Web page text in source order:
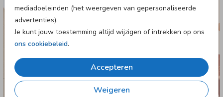
mediadoeleinden (het weergeven van gepersonaliseerde
advertenties).
Je kunt jouw toestemming altijd wijzigen of intrekken op ons
ons cookiebeleid.
Accepteren
Weigeren